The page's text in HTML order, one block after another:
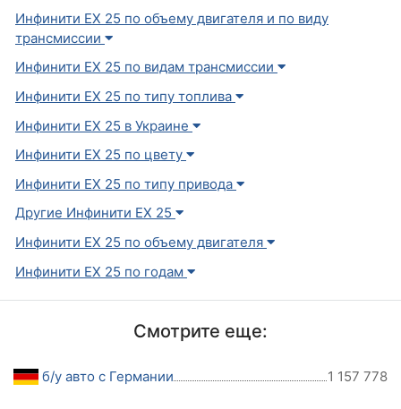
Инфинити EX 25 по объему двигателя и по виду
трансмиссии
Инфинити EX 25 по видам трансмиссии
Инфинити EX 25 по типу топлива
Инфинити EX 25 в Украине
Инфинити EX 25 по цвету
Инфинити EX 25 по типу привода
Другие Инфинити EX 25
Инфинити EX 25 по объему двигателя
Инфинити EX 25 по годам
Смотрите еще:
б/у авто с Германии 1 157 778